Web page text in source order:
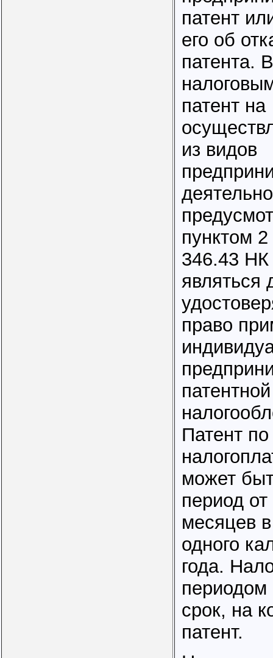
патент
его об
патента.
патент на
из видов
пунктом 2
346.43
являться
право
Патент
может
период
месяцев
одного
года.
периодом
срок, на
патент.